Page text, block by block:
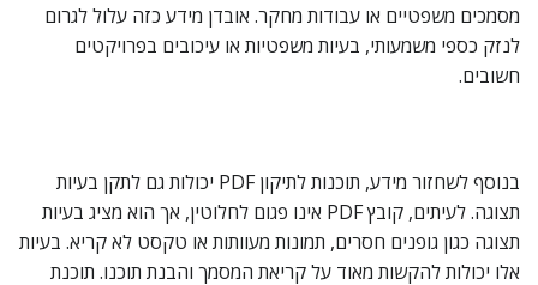
מסמכים משפטיים או עבודות מחקר. אובדן מידע כזה עלול לגרום
לנזק כספי משמעותי, בעיות משפטיות או עיכובים בפרויקטים
חשובים.
בנוסף לשחזור מידע, תוכנות לתיקון PDF יכולות גם לתקן בעיות
תצוגה. לעיתים, קובץ PDF אינו פגום לחלוטין, אך הוא מציג בעיות
תצוגה כגון גופנים חסרים, תמונות מעוותות או טקסט לא קריא. בעיות
אלו יכולות להקשות מאוד על קריאת המסמך והבנת תוכנו. תוכנת